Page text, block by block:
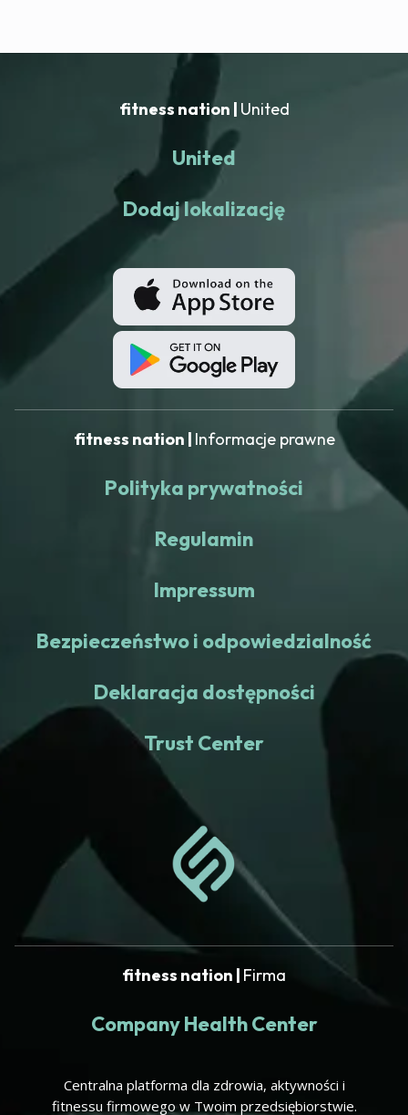
fitness nation | United
United
Dodaj lokalizację
fitness nation | Informacje prawne
Polityka prywatności
Regulamin
Impressum
Bezpieczeństwo i odpowiedzialność
Deklaracja dostępności
Trust Center
fitness nation | Firma
Company Health Center
Centralna platforma dla zdrowia, aktywności i
fitnessu firmowego w Twoim przedsiębiorstwie.